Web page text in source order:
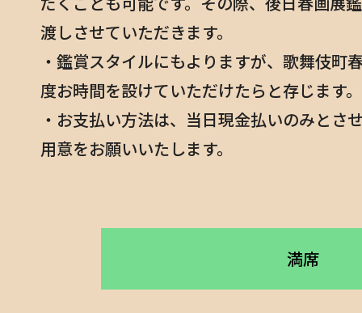
開催概要
MESSAGE
応援メッセージ
GOODS
STORE
渡しさせていただきます。
・鑑賞スタイルにもよりますが、歌舞伎町
度お時間を設けていただけたらと存じます。
・お支払い方法は、当日現金払いのみとさ
用意をお願いいたします。
満席